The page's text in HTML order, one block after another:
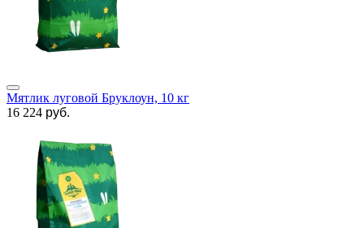
Мятлик луговой Бруклоун, 10 кг
16 224 руб.